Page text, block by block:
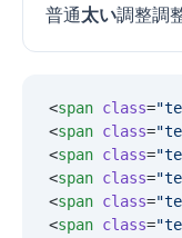
普通太い調整調
<span class="
<span class="
<span class="
<span class="
<span class="
<span class="